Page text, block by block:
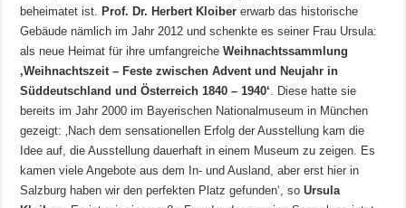
beheimatet ist. Prof. Dr. Herbert Kloiber erwarb das historische
Gebäude nämlich im Jahr 2012 und schenkte es seiner Frau Ursula:
als neue Heimat für ihre umfangreicheWeihnachtssammlung
‚Weihnachtszeit – Feste zwischen Advent und Neujahr in
Süddeutschland und Österreich 1840 – 1940‘. Diese hatte sie
bereits im Jahr 2000 im Bayerischen Nationalmuseum in München
gezeigt: ‚Nach dem sensationellen Erfolg der Ausstellung kam die
Idee auf, die Ausstellung dauerhaft in einem Museum zu zeigen. Es
kamen viele Angebote aus dem In- und Ausland, aber erst hier in
Salzburg haben wir den perfekten Platz gefunden‘, soUrsula